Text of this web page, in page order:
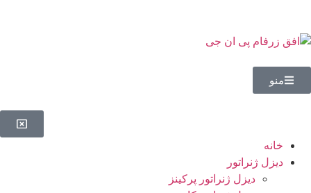
منو
خانه
دیزل ژنراتور
دیزل ژنراتور پرکینز